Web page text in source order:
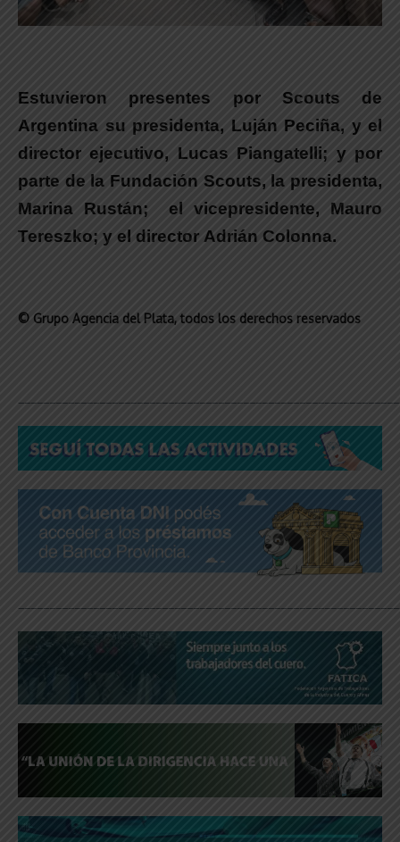
Estuvieron presentes por Scouts de
Argentina su presidenta, Luján Peciña, y el
director ejecutivo, Lucas Piangatelli; y por
parte de la Fundación Scouts, la presidenta,
Marina Rustán; el vicepresidente, Mauro
Tereszko; y el director Adrián Colonna.
© Grupo Agencia del Plata, todos los derechos reservados